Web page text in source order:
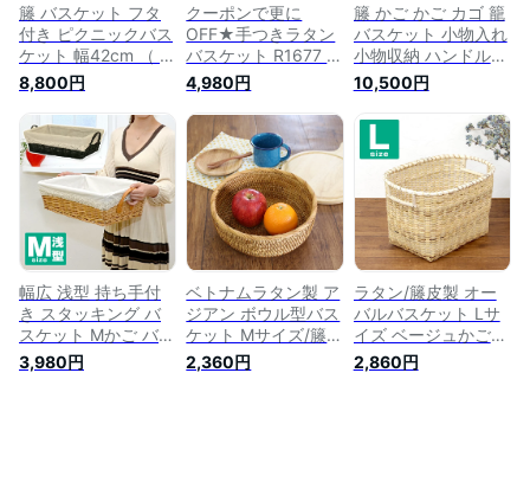
籐 バスケット フタ
付き ピクニックバス
ケット 幅42cm （ 送
料無料 ラタン カゴ
かご 収納 ラタンバ
スケット 収納バスケ
ット 収納ボックス
収納かご 収納カゴ
籠 ふた付き 蓋付き
小物入れ かわいい
可愛い ）
8,800円
クーポンで更に
OFF★手つきラタン
バスケット R1677 ピ
クニックバスケット
ピクニック バスケッ
ト 収納かご おしゃ
れ 収納バスケット
持ち手 収納カゴ ワ
ンハンドル ピクニッ
ク 籠 かご 編み タオ
ル 収納ボックス 籐
北欧 洗濯かご ラタ
ン 天然素材 バッグ
4,980円
籐 かご かご カゴ 籠
バスケット 小物入れ
小物収納 ハンドルバ
スケット 籐バスケッ
ト ラタンバスケット
収納ボックス 収納ケ
ース 収納かご 収納
カゴ 衣類収納 タオ
ル入れ タオル収納
シンプル ナチュラル
北欧 可愛い かわい
い おしゃれ 持ち手
付き 角型 深型 洗面
所
10,500円
幅広 浅型 持ち手付
き スタッキング バ
スケット Mかご バス
ケット 収納ケース
おもちゃ箱 ボックス
3,980円
ベトナムラタン製 ア
ジアン ボウル型バス
ケット Mサイズ/籐
果物かご ラタン フ
ルーツバスケット バ
2,360円
ラタン/籐皮製 オー
バルバスケット Lサ
イズ ベージュかご
バスケット 大きい
収納 脱衣かご おし
2,860円